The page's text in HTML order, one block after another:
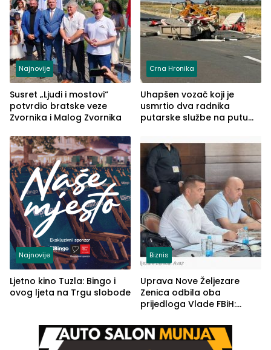
Najnovije
Susret „Ljudi i mostovi“
potvrdio bratske veze
Zvornika i Malog Zvornika
Crna Hronika
Uhapšen vozač koji je
usmrtio dva radnika
putarske službe na putu
(FOTO)
Najnovije
Ljetno kino Tuzla: Bingo i
ovog ljeta na Trgu slobode
Biznis
Uprava Nove Željezare
Zenica odbila oba
prijedloga Vlade FBiH:
rješenje